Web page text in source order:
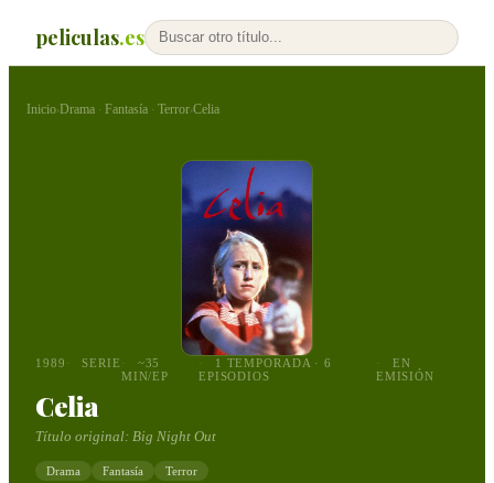
peliculas.es
Inicio›Drama · Fantasía · Terror›Celia
1989 SERIE
~35
MIN/EP
1 TEMPORADA · 6
EPISODIOS
EN
EMISIÓN
Celia
Título original: Big Night Out
Drama Fantasía Terror